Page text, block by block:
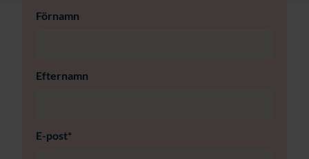
Förnamn
Efternamn
E-post*